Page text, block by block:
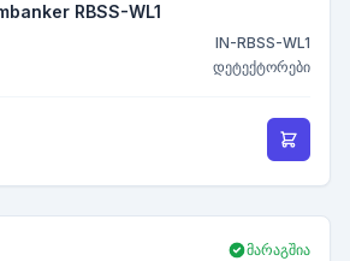
RBSS-WL1
IN-RBSS-WL1
დეტექტორები
მარაგშია